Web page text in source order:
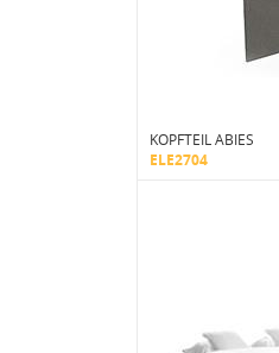
KOPFTEIL ABIES
ELE2704